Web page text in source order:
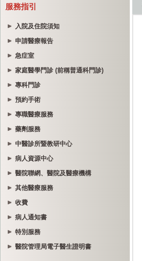
服務指引
入院及住院須知
申請醫療報告
急症室
家庭醫學門診 (前稱普通科門診)
專科門診
預約手術
專職醫療服務
藥劑服務
中醫診所暨教研中心
病人資源中心
醫院聯網、醫院及醫療機構
其他醫療服務
收費
病人通知書
特別服務
醫院管理局電子醫生證明書